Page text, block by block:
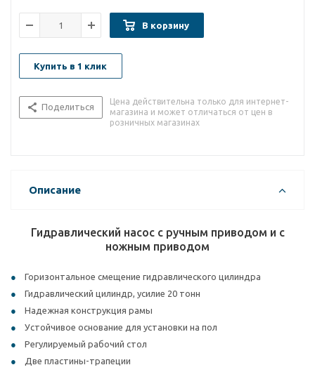
В корзину
Купить в 1 клик
Поделиться
Цена действительна только для интернет-
магазина и может отличаться от цен в
розничных магазинах
Описание
Гидравлический насос с ручным приводом и с
ножным приводом
Горизонтальное смещение гидравлического цилиндра
Гидравлический цилиндр, усилие 20 тонн
Надежная конструкция рамы
Устойчивое основание для установки на пол
Регулируемый рабочий стол
Две пластины-трапеции